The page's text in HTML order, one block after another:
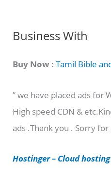
C
t
g
o
r
e
Business With
Buy Now :Tamil Bible
” we have placed ads for
High speed CDN &
ads .Thank you . Sorry
Hostinger – Cloud hosting